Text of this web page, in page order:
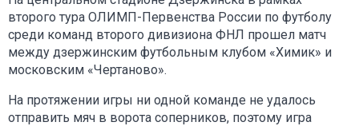
второго тура ОЛИМП-Первенства России по футболу
среди команд второго дивизиона ФНЛ прошел матч
между дзержинским футбольным клубом «Химик» и
московским «Чертаново».
На протяжении игры ни одной команде не удалось
отправить мяч в ворота соперников, поэтому игра